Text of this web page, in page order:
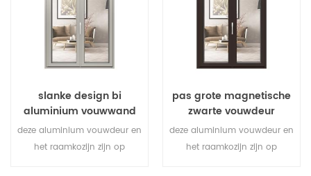
verschillende architecturale
behoeften.
slanke design bi
aluminium vouwwand
met dubbele beglazing
deze aluminium vouwdeur en
het raamkozijn zijn op
pas grote magnetische
zwarte vouwdeur
duurzaam gebruik aan
deze aluminium vouwdeur en
het raamkozijn zijn op